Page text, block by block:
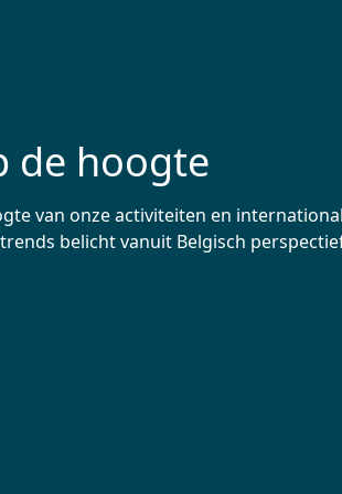
de hoogte
van onze activiteiten en
belicht vanuit Belgisch